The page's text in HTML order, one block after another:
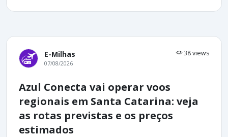
E-Milhas 38 views
07/08/2026
Azul Conecta vai operar voos
regionais em Santa Catarina: veja
as rotas previstas e os preços
estimados